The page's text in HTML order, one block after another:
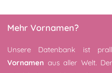
Mehr Vornamen?
Unsere Datenbank ist
Vornamen aus aller Welt.